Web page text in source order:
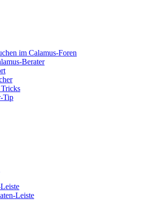
im Calamus-Foren
Berater
Tip
Leiste